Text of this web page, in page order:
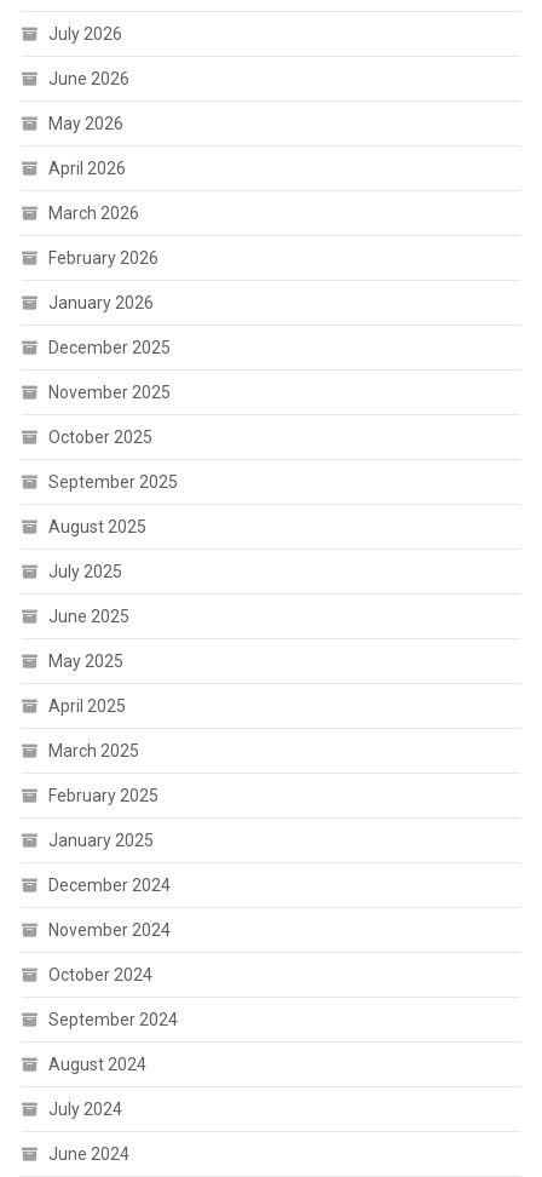
July 2026
June 2026
May 2026
April 2026
March 2026
February 2026
January 2026
December 2025
November 2025
October 2025
September 2025
August 2025
July 2025
June 2025
May 2025
April 2025
March 2025
February 2025
January 2025
December 2024
November 2024
October 2024
September 2024
August 2024
July 2024
June 2024